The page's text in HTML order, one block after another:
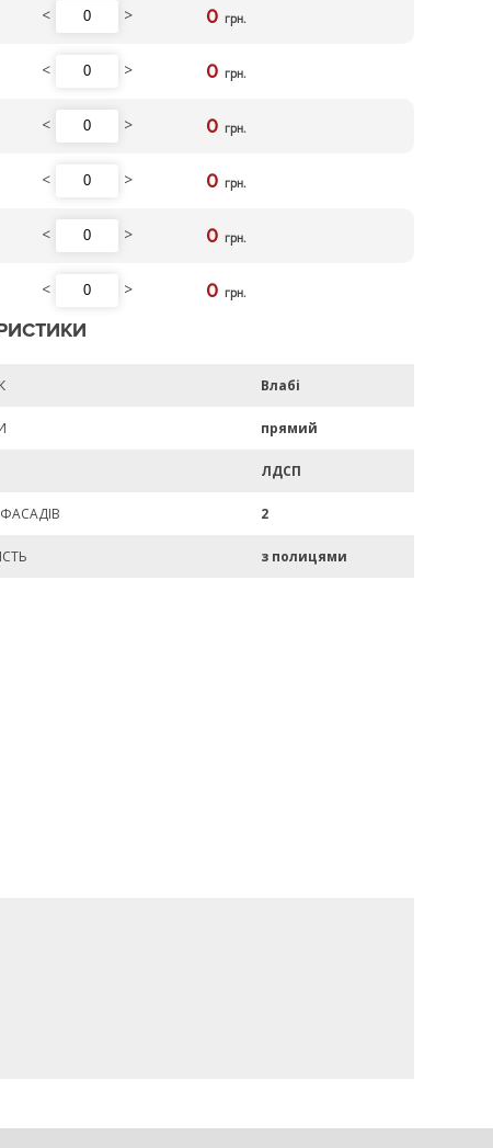
< > 0 грн.
< > 0 грн.
< > 0 грн.
< > 0 грн.
< > 0 грн.
< > 0 грн.
Влабі
прямий
ЛДСП
ФАСАДІВ 2
з полицями